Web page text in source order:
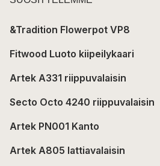
&Tradition Flowerpot VP8
Fitwood Luoto kiipeilykaari
Artek A331 riippuvalaisin
Secto Octo 4240 riippuvalaisin
Artek PN001 Kanto
Artek A805 lattiavalaisin